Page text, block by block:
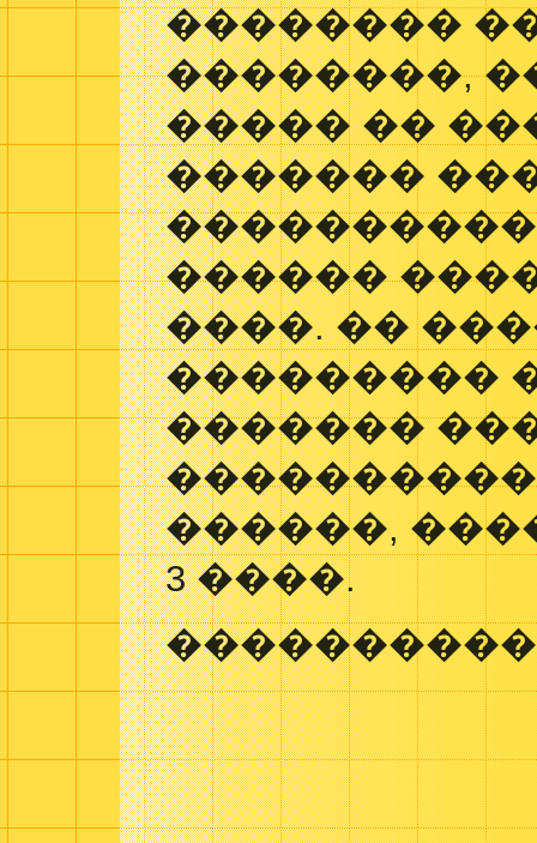
��������
��������,
����� ��
�������
������
����. ��
���������
�������
������,
3 ����.